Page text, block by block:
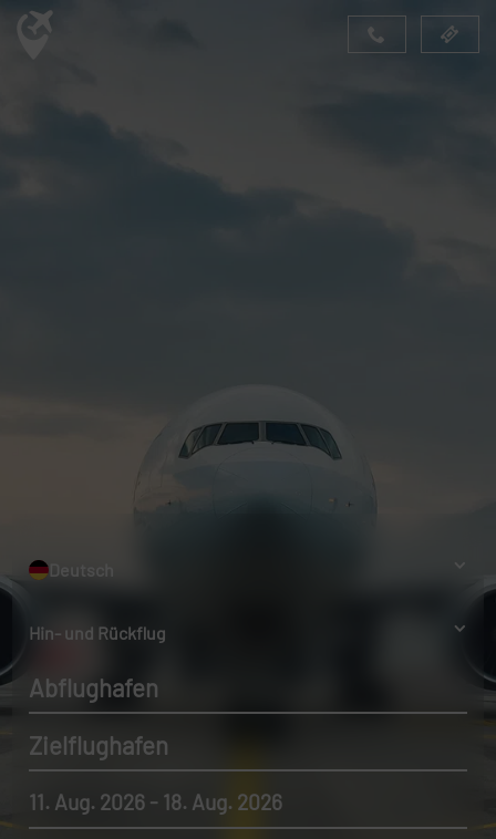
Deutsch
Hin- und Rückflug
Abflughafen
Zielflughafen
11. Aug. 2026 - 18. Aug. 2026